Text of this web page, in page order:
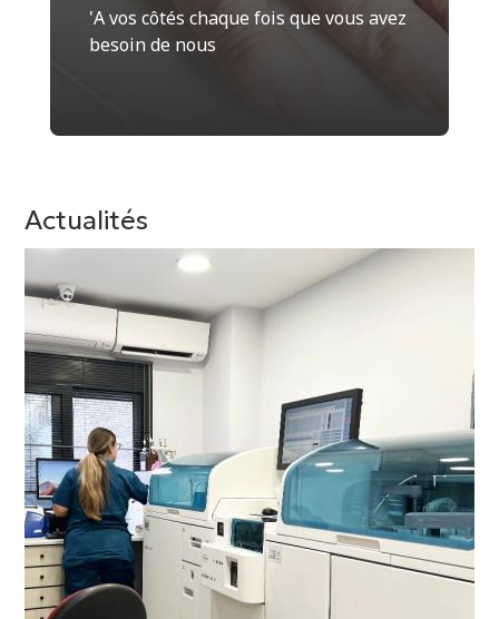
'Α vos côtés chaque fois que vous avez
besoin de nous
Actualités